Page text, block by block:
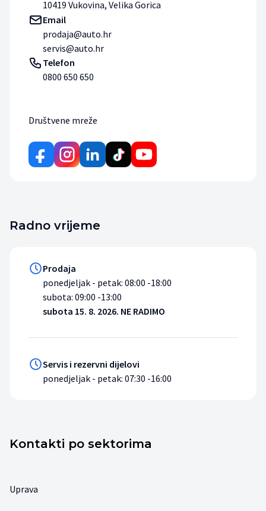
10419 Vukovina, Velika Gorica
Email
prodaja@auto.hr
servis@auto.hr
Telefon
0800 650 650
Društvene mreže
Radno vrijeme
Prodaja
ponedjeljak - petak: 08:00 -18:00
subota: 09:00 -13:00
subota 15. 8. 2026. NE RADIMO
Servis i rezervni dijelovi
ponedjeljak - petak: 07:30 -16:00
Kontakti po sektorima
Uprava